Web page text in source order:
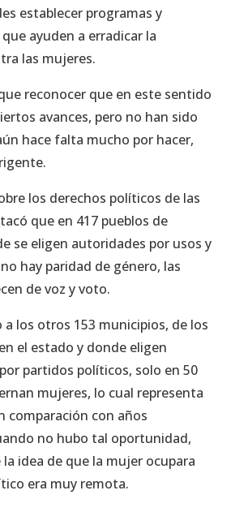
establecer programas y
ayuden a erradicar la
las mujeres.
reconocer que en este sentido
avances, pero no han sido
hace falta mucho por hacer,
los derechos políticos de las
que en 417 pueblos de
se eligen autoridades por usos y
hay paridad de género, las
de voz y voto.
a los otros 153 municipios, de los
el estado y donde eligen
partidos políticos, solo en 50
mujeres, lo cual representa
comparación con años
no hubo tal oportunidad,
idea de que la mujer ocupara
era muy remota.